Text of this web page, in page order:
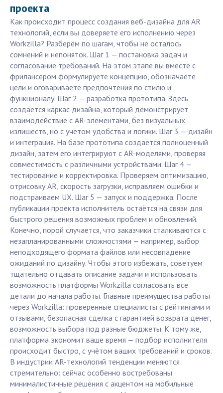
проекта
Как происходит процесс создания веб-дизайна для AR
технологий, если вы доверяете его исполнению через
Workzilla? Разберём по шагам, чтобы не осталось
сомнений и непоняток. Шаг 1 — постановка задач и
согласование требований. На этом этапе вы вместе с
фрилансером формулируете концепцию, обозначаете
цели и оговариваете предпочтения по стилю и
функционалу. Шаг 2 — разработка прототипа. Здесь
создаётся каркас дизайна, который демонстрирует
взаимодействие с AR-элементами, без визуальных
излишеств, но с учётом удобства и логики. Шаг 3 — дизайн
и интеграция. На базе прототипа создаётся полноценный
дизайн, затем его интегрируют с AR-моделями, проверяя
совместимость с различными устройствами. Шаг 4 —
тестирование и корректировка. Проверяем оптимизацию,
отрисовку AR, скорость загрузки, исправляем ошибки и
подстраиваем UX. Шаг 5 — запуск и поддержка. После
публикации проекта исполнитель остаётся на связи для
быстрого решения возможных проблем и обновлений.
Конечно, порой случается, что заказчики сталкиваются с
незапланированными сложностями — например, выбор
неподходящего формата файлов или несовпадение
ожиданий по дизайну. Чтобы этого избежать, советуем
тщательно отдавать описание задачи и использовать
возможность платформы Workzilla согласовать все
детали до начала работы. Главные преимущества работы
через Workzilla: проверенные специалисты с рейтингами и
отзывами, безопасная сделка с гарантией возврата денег,
возможность выбора под разные бюджеты. К тому же,
платформа экономит ваше время — подбор исполнителя
происходит быстро, с учётом ваших требований и сроков.
В индустрии AR-технологий тенденции меняются
стремительно: сейчас особенно востребованы
минималистичные решения с акцентом на мобильные